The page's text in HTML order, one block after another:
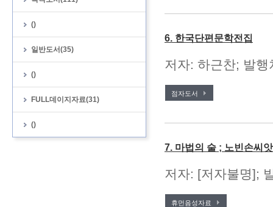
()
일반도서(35)
()
FULL데이지자료(31)
()
6. 한국단편문학전집
저자: 하근찬; 발
점자도서
7. 마법의 술 ; 노빈손씨
저자: [저자불명];
휴먼음성자료